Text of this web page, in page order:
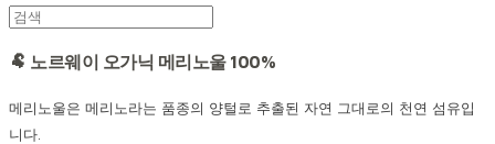
🐏 노르웨이 오가닉 메리노울 100%
메리노울은 메리노라는 품종의 양털로 추출된 자연 그대로의 천연 섬유입
니다.